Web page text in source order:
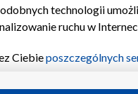
technologii
ruchu w
Ciebieposzczególnych
przechowywania